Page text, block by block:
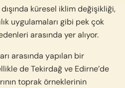
küresel iklim değişikliği,
uygulamaları gibi pek çok
arasında yer alıyor.
arasında yapılan bir
de Tekirdağ ve Edirne’de
toprak örneklerinin